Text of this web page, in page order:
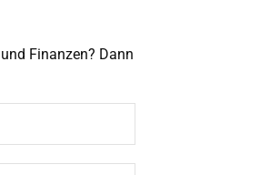
Finanzen? Dann